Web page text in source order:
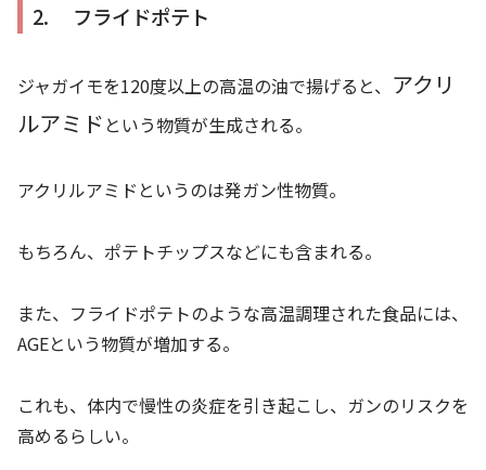
2. フライドポテト
ジャガイモを120度以上の高温の油で揚げると、 アクリ
ルアミド という物質が生成される。
アクリルアミドというのは発ガン性物質。
もちろん、ポテトチップスなどにも含まれる。
また、フライドポテトのような高温調理された食品には、
AGEという物質が増加する。
これも、体内で慢性の炎症を引き起こし、ガンのリスクを
高めるらしい。